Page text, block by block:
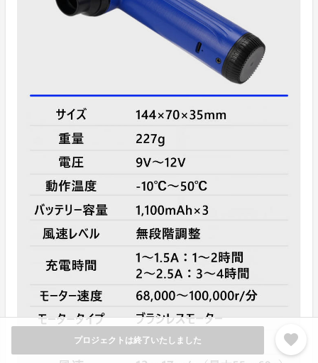
プロジェクトは終了いたしました favorite